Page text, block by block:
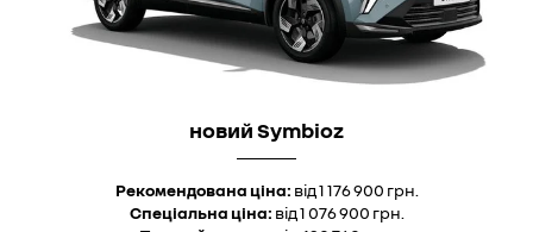
новий Symbioz
Рекомендована ціна: від 1 176 900 грн.
Спеціальна ціна: від 1 076 900 грн.